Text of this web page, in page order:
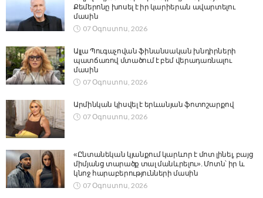
Քեմերոնը խոսել է իր կարիերան ավարտելու
մասին
07 Օգոստոս, 2026
Ալլա Պուգաչովան ֆինանսական խնդիրների
պատճառով մտածում է բեմ վերադառնալու
մասին
07 Օգոստոս, 2026
Արմինկան կիսվել է երևանյան ֆոտոշարքով
07 Օգոստոս, 2026
«Ընտանեկան կյանքում կարևոր է մոտ լինել, բայց
միմյանց տարածք տալ մանևրելու». Մոտն՝ իր և
կնոջ հարաբերությունների մասին
07 Օգոստոս, 2026